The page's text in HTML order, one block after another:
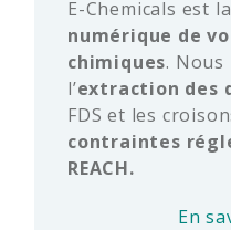
E-Chemicals est
numérique de
chimiques. Nous
l’extraction des
FDS et les
contraintes
REACH.
En